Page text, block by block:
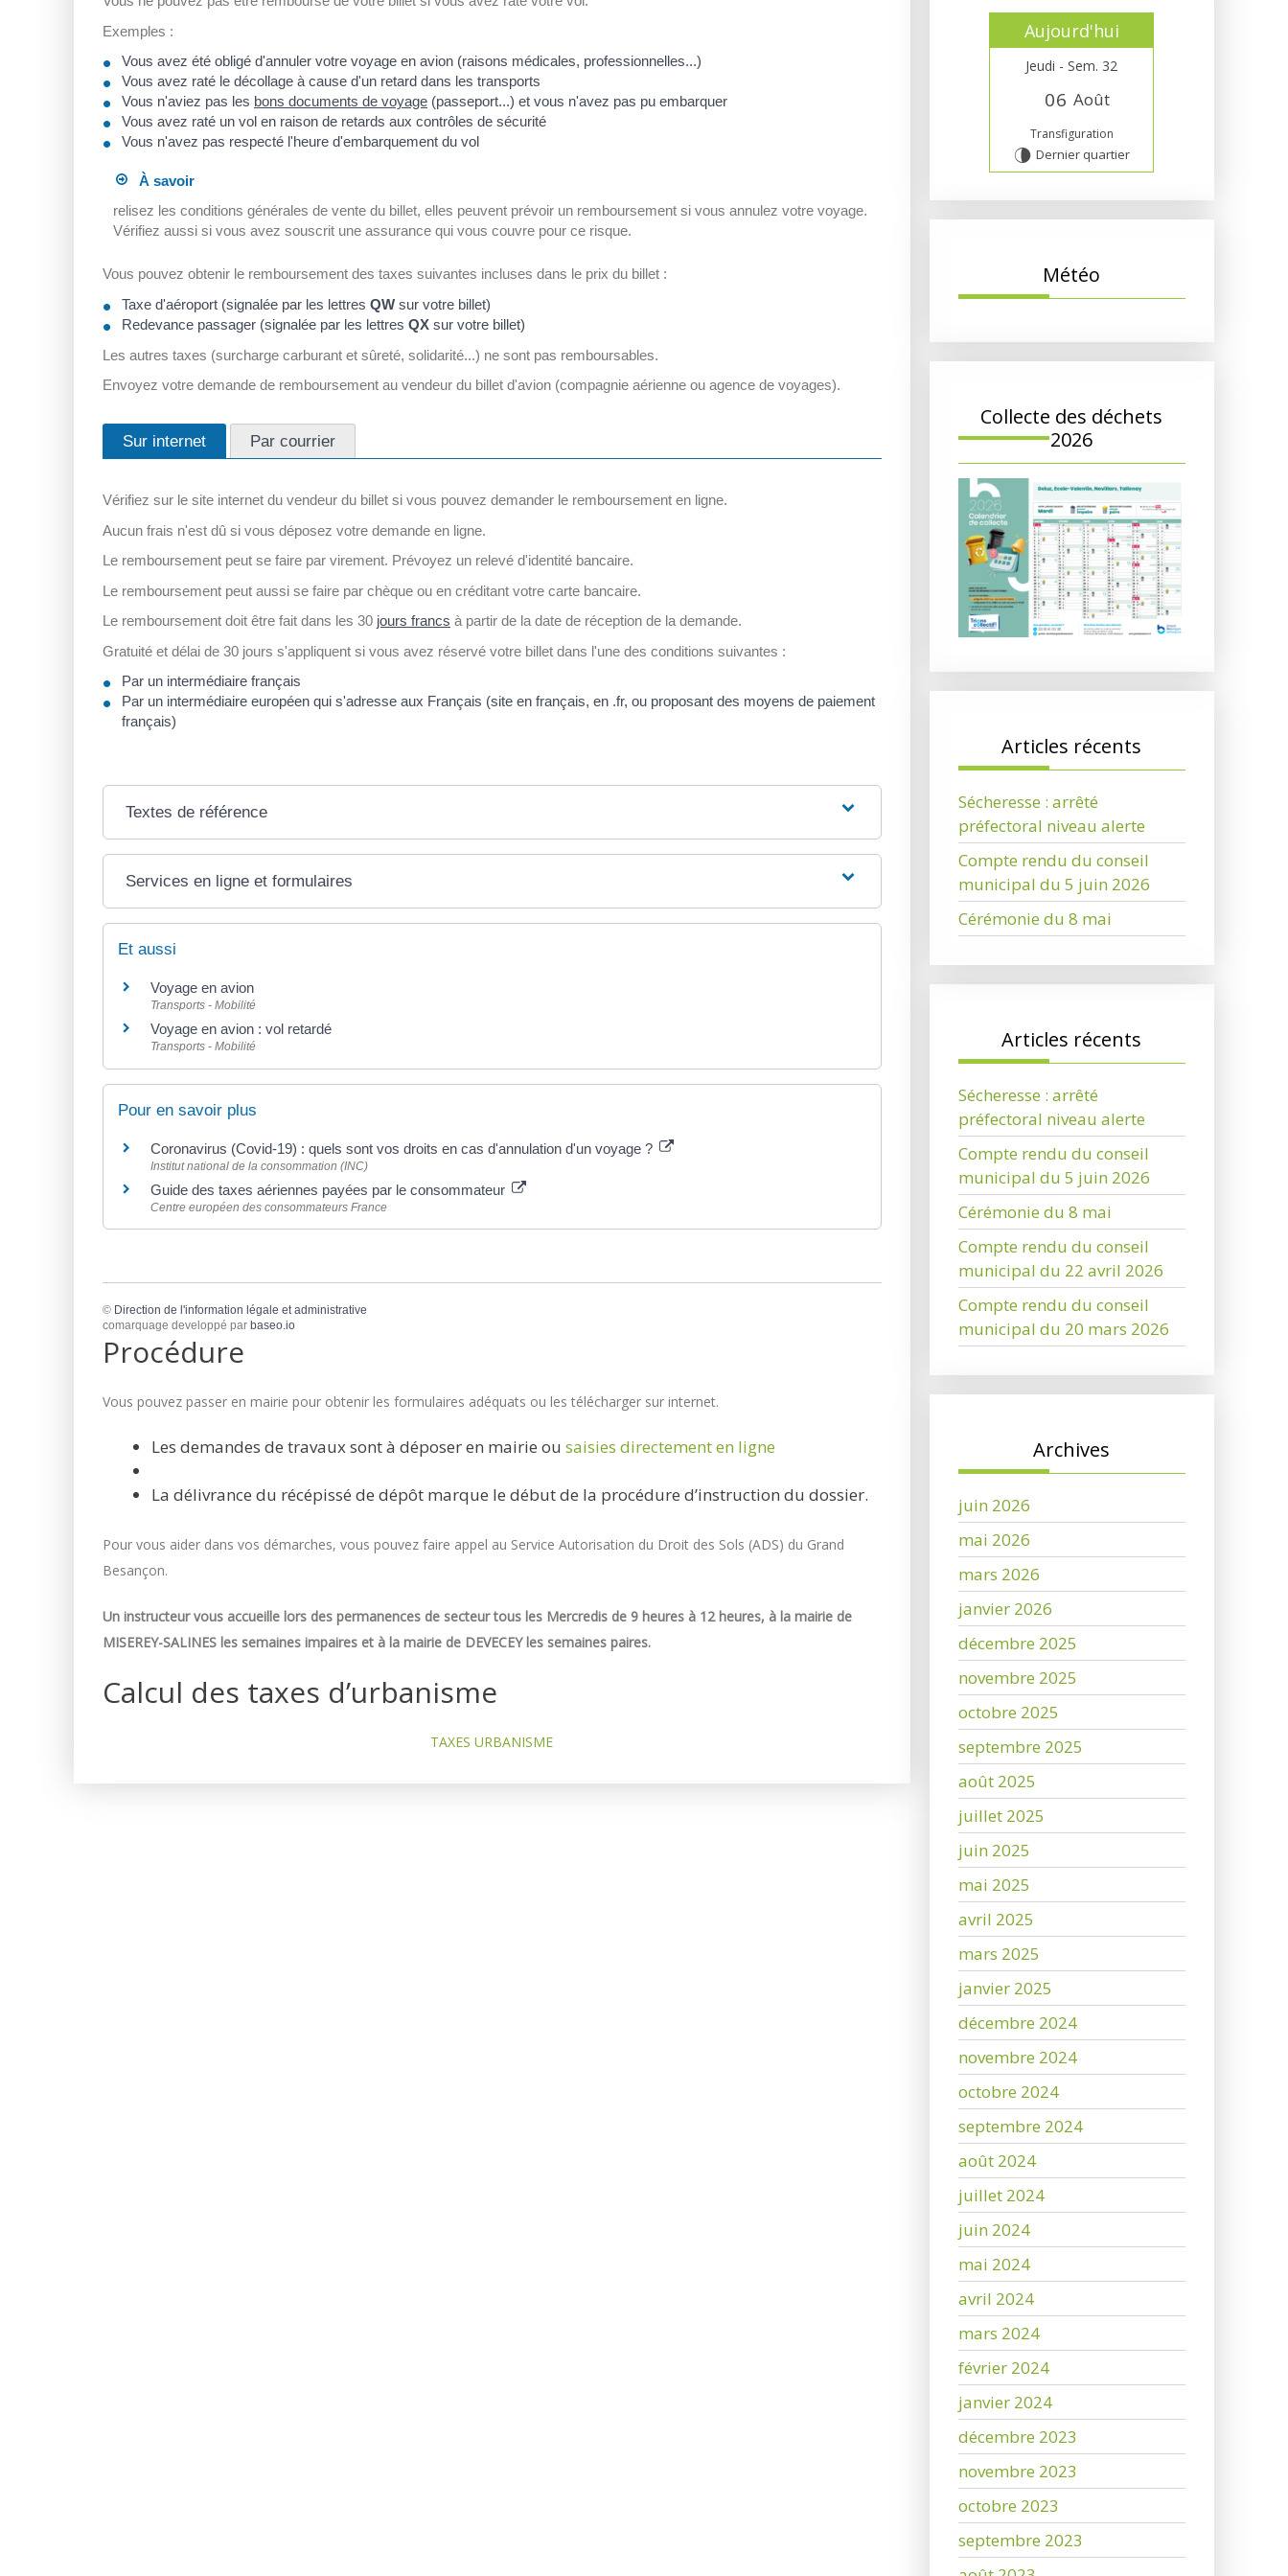
Exemples :
Vous avez été obligé d'annuler votre voyage en avion (raisons médicales, professionnelles...)
Vous avez raté le décollage à cause d'un retard dans les transports
Vous n'aviez pas les bons documents de voyage (passeport...) et vous n'avez pas pu embarquer
Vous avez raté un vol en raison de retards aux contrôles de sécurité
Vous n'avez pas respecté l'heure d'embarquement du vol
À savoir
relisez les conditions générales de vente du billet, elles peuvent prévoir un remboursement si vous annulez votre voyage.
Vérifiez aussi si vous avez souscrit une assurance qui vous couvre pour ce risque.
Vous pouvez obtenir le remboursement des taxes suivantes incluses dans le prix du billet :
Taxe d'aéroport (signalée par les lettres QW sur votre billet)
Redevance passager (signalée par les lettres QX sur votre billet)
Les autres taxes (surcharge carburant et sûreté, solidarité...) ne sont pas remboursables.
Envoyez votre demande de remboursement au vendeur du billet d'avion (compagnie aérienne ou agence de voyages).
Sur internet Par courrier
Vérifiez sur le site internet du vendeur du billet si vous pouvez demander le remboursement en ligne.
Aucun frais n'est dû si vous déposez votre demande en ligne.
Le remboursement peut se faire par virement. Prévoyez un relevé d'identité bancaire.
Le remboursement peut aussi se faire par chèque ou en créditant votre carte bancaire.
Le remboursement doit être fait dans les 30 jours francs à partir de la date de réception de la demande.
Gratuité et délai de 30 jours s'appliquent si vous avez réservé votre billet dans l'une des conditions suivantes :
Par un intermédiaire français
Par un intermédiaire européen qui s'adresse aux Français (site en français, en .fr, ou proposant des moyens de paiement
français)
Textes de référence
Services en ligne et formulaires
Et aussi
Voyage en avion
Transports - Mobilité
Voyage en avion : vol retardé
Transports - Mobilité
Pour en savoir plus
Coronavirus (Covid-19) : quels sont vos droits en cas d'annulation d'un voyage ?
Institut national de la consommation (INC)
Guide des taxes aériennes payées par le consommateur
Centre européen des consommateurs France
© Direction de l'information légale et administrative
comarquage developpé par baseo.io
Procédure
Vous pouvez passer en mairie pour obtenir les formulaires adéquats ou les télécharger sur internet.
Les demandes de travaux sont à déposer en mairie ou saisies directement en ligne
La délivrance du récépissé de dépôt marque le début de la procédure d’instruction du dossier.
Pour vous aider dans vos démarches, vous pouvez faire appel au Service Autorisation du Droit des Sols (ADS) du Grand
Besançon.
Un instructeur vous accueille lors des permanences de secteur tous les Mercredis de 9 heures à 12 heures, à la mairie de
MISEREY-SALINES les semaines impaires et à la mairie de DEVECEY les semaines paires.
Calcul des taxes d’urbanisme
TAXES URBANISME
Aujourd'hui
Jeudi - Sem. 32
06 Août
Transfiguration
U Dernier quartier
Météo
Collecte des déchets
2026
Articles récents
Sécheresse : arrêté
préfectoral niveau alerte
Compte rendu du conseil
municipal du 5 juin 2026
Cérémonie du 8 mai
Articles récents
Sécheresse : arrêté
préfectoral niveau alerte
Compte rendu du conseil
municipal du 5 juin 2026
Cérémonie du 8 mai
Compte rendu du conseil
municipal du 22 avril 2026
Compte rendu du conseil
municipal du 20 mars 2026
Archives
juin 2026
mai 2026
mars 2026
janvier 2026
décembre 2025
novembre 2025
octobre 2025
septembre 2025
août 2025
juillet 2025
juin 2025
mai 2025
avril 2025
mars 2025
janvier 2025
décembre 2024
novembre 2024
octobre 2024
septembre 2024
août 2024
juillet 2024
juin 2024
mai 2024
avril 2024
mars 2024
février 2024
janvier 2024
décembre 2023
novembre 2023
octobre 2023
septembre 2023